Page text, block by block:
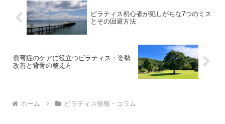
ピラティス初心者が犯しがちな7つのミス
とその回避方法
側弯症のケアに役立つピラティス：姿勢
改善と背骨の整え方
ホーム ピラティス情報・コラム